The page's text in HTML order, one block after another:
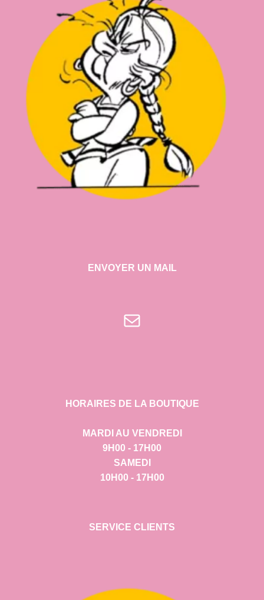
ENVOYER UN MAIL
E-mail
HORAIRES DE LA BOUTIQUE
MARDI AU VENDREDI
9H00 - 17H00
SAMEDI
10H00 - 17H00
SERVICE CLIENTS